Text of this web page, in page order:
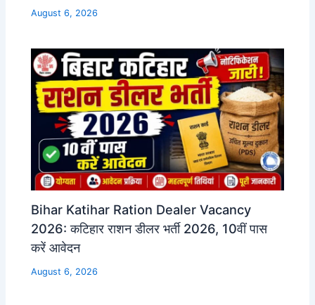
August 6, 2026
Bihar Katihar Ration Dealer Vacancy
2026: कटिहार राशन डीलर भर्ती 2026, 10वीं पास
करें आवेदन
August 6, 2026